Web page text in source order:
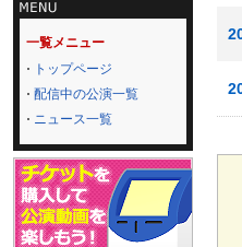
一覧メニュー
トップページ
配信中の公演一覧
ニュース一覧